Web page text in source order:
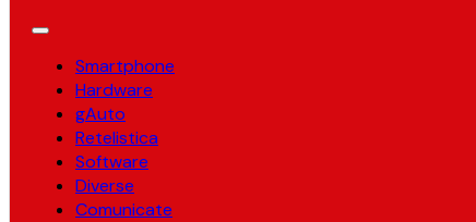
Smartphone
Hardware
gAuto
Retelistica
Software
Diverse
Comunicate